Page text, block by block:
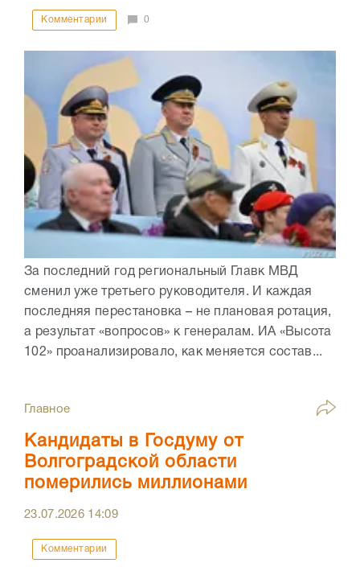
Комментарии 0
За последний год региональный Главк МВД
сменил уже третьего руководителя. И каждая
последняя перестановка – не плановая ротация,
а результат «вопросов» к генералам. ИА «Высота
102» проанализировало, как меняется состав...
Главное
Кандидаты в Госдуму от
Волгоградской области
померились миллионами
23.07.2026 14:09
Комментарии